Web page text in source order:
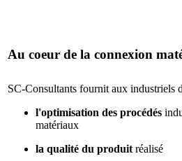
Au coeur de la connexion
SC-Consultants fournit aux industriels
l'optimisation des procédés
matériaux
la qualité du produit réalisé